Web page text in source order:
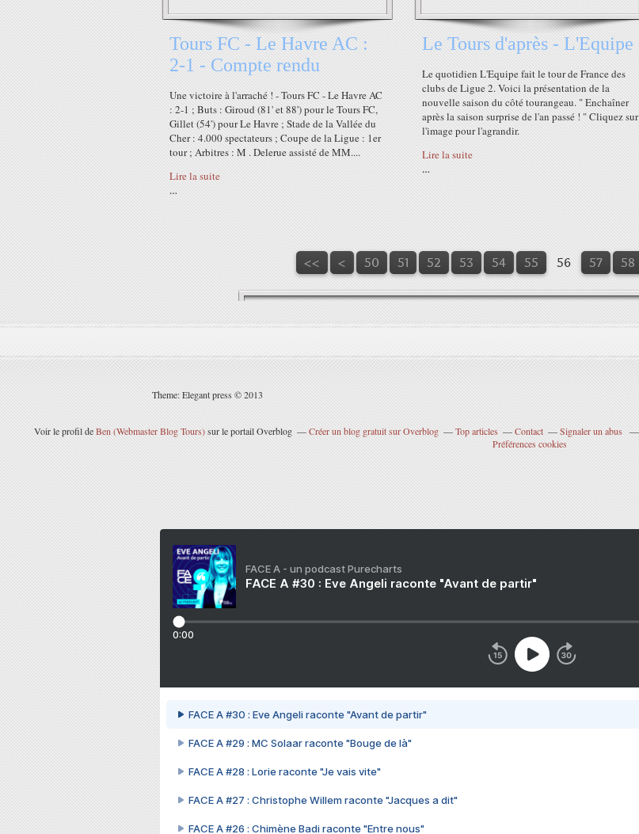
Tours FC - Le Havre AC :
2-1 - Compte rendu
Une victoire à l'arraché ! - Tours FC - Le Havre AC
: 2-1 ; Buts : Giroud (81' et 88') pour le Tours FC,
Gillet (54') pour Le Havre ; Stade de la Vallée du
Cher : 4.000 spectateurs ; Coupe de la Ligue : 1er
tour ; Arbitres : M . Delerue assisté de MM....
Lire la suite
…
Le Tours d'après - L'Equipe
Le quotidien L'Equipe fait le tour de France des
clubs de Ligue 2. Voici la présentation de la
nouvelle saison du côté tourangeau. " Enchaîner
après la saison surprise de l'an passé ! " Cliquez sur
l'image pour l'agrandir.
Lire la suite
…
<< < 10
20
30
40
50 51 52 53 54 55 56 57 58
Theme: Elegant press © 2013
Voir le profil deBen (Webmaster Blog Tours)sur le portail Overblog Créer un blog gratuit sur Overblog Top articles Contact Signaler un abus
Préférences cookies
FACE A - un podcast Purecharts
FACE A #30 : Eve Angeli raconte "Avant de partir"
0:00
FACE A #30 : Eve Angeli raconte "Avant de partir"
FACE A #29 : MC Solaar raconte "Bouge de là"
FACE A #28 : Lorie raconte "Je vais vite"
FACE A #27 : Christophe Willem raconte "Jacques a dit"
FACE A #26 : Chimène Badi raconte "Entre nous"